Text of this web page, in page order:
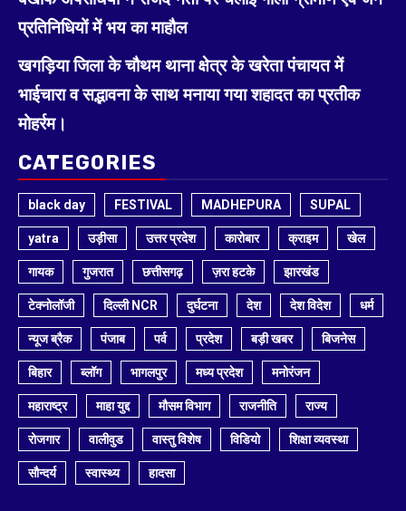
प्रतिनिधियों में भय का माहौल
खगड़िया जिला के चौथम थाना क्षेत्र के खरेता पंचायत में
भाईचारा व सद्भावना के साथ मनाया गया शहादत का प्रतीक
मोहर्रम।
CATEGORIES
black day FESTIVAL MADHEPURA SUPAL
yatra उड़ीसा उत्तर प्रदेश कारोबार क्राइम खेल
गायक गुजरात छत्तीसगढ़ ज़रा हटके झारखंड
टेक्नोलॉजी दिल्ली NCR दुर्घटना देश देश विदेश धर्म
न्यूज ब्रैक पंजाब पर्व प्रदेश बड़ी खबर बिजनेस
बिहार ब्लॉग भागलपुर मध्य प्रदेश मनोरंजन
महाराष्ट्र माहा युद्द मौसम विभाग राजनीति राज्य
रोजगार वालीवुड वास्तु विशेष विडियो शिक्षा व्यवस्था
सौन्दर्य स्वास्थ्य हादसा